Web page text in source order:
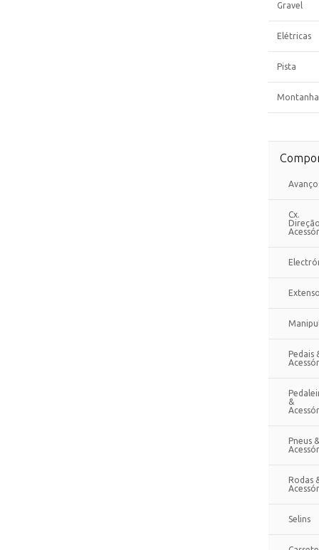
Gravel
Elétricas
Pista
Montanha
Cx.
Pedais
&
Pneus &
Rodas
Selins